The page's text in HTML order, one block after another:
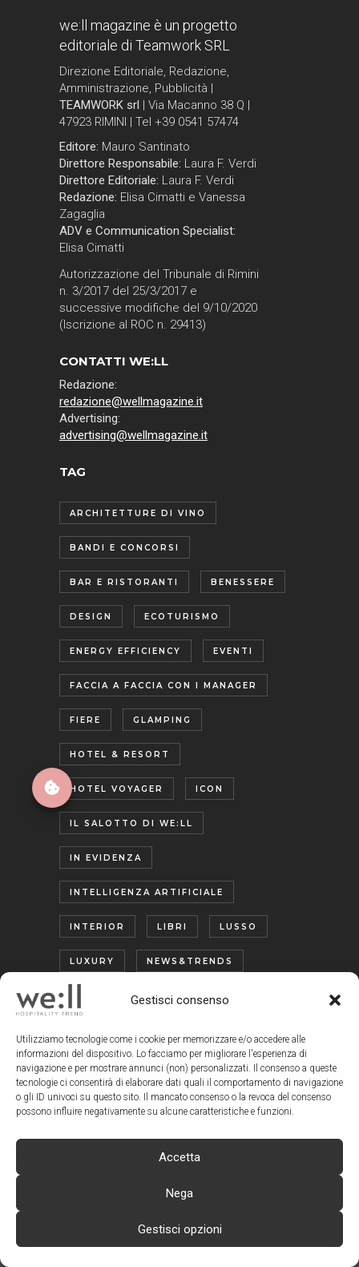
Gestisci consenso
Utilizziamo tecnologie come i cookie per memorizzare e/o accedere alle
informazioni del dispositivo. Lo facciamo per migliorare l'esperienza di
navigazione e per mostrare annunci (non) personalizzati. Il consenso a queste
tecnologie ci consentirà di elaborare dati quali il comportamento di navigazione
o gli ID univoci su questo sito. Il mancato consenso o la revoca del consenso
possono influire negativamente su alcune caratteristiche e funzioni.
Accetta
Nega
Gestisci opzioni
we:ll magazine è un progetto
editoriale di Teamwork SRL
Direzione Editoriale, Redazione,
Amministrazione, Pubblicità |
TEAMWORK srl | Via Macanno 38 Q |
47923 RIMINI | Tel +39 0541 57474
Editore: Mauro Santinato
Direttore Responsabile: Laura F. Verdi
Direttore Editoriale: Laura F. Verdi
Redazione: Elisa Cimatti e Vanessa
Zagaglia
ADV e Communication Specialist:
Elisa Cimatti
Autorizzazione del Tribunale di Rimini
n. 3/2017 del 25/3/2017 e
successive modifiche del 9/10/2020
(Iscrizione al ROC n. 29413)
CONTATTI WE:LL
Redazione:
redazione@wellmagazine.it
Advertising:
advertising@wellmagazine.it
TAG
ARCHITETTURE DI VINO
BANDI E CONCORSI
BAR E RISTORANTI BENESSERE
DESIGN ECOTURISMO
ENERGY EFFICIENCY EVENTI
FACCIA A FACCIA CON I MANAGER
FIERE GLAMPING
HOTEL & RESORT
HOTEL VOYAGER ICON
IL SALOTTO DI WE:LL
IN EVIDENZA
INTELLIGENZA ARTIFICIALE
INTERIOR LIBRI LUSSO
LUXURY NEWS&TRENDS
PREVIEW
SPA TECNOLOGIA TREND
TURISMO ENOGASTRONOMICO